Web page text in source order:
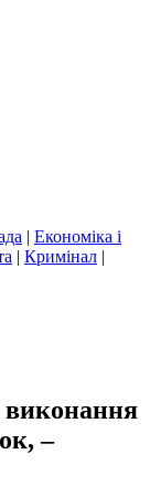
| Економіка і
| Кримінал |
виконання
–